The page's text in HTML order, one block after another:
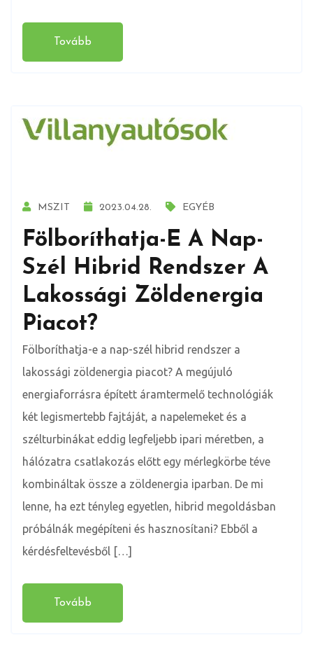
Tovább
MSZIT 2023.04.28. EGYÉB
Fölboríthatja-E A Nap-
Szél Hibrid Rendszer A
Lakossági Zöldenergia
Piacot?
Fölboríthatja-e a nap-szél hibrid rendszer a
lakossági zöldenergia piacot? A megújuló
energiaforrásra épített áramtermelő technológiák
két legismertebb fajtáját, a napelemeket és a
szélturbinákat eddig legfeljebb ipari méretben, a
hálózatra csatlakozás előtt egy mérlegkörbe téve
kombináltak össze a zöldenergia iparban. De mi
lenne, ha ezt tényleg egyetlen, hibrid megoldásban
próbálnák megépíteni és hasznosítani? Ebből a
kérdésfeltevésből […]
Tovább